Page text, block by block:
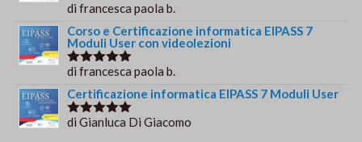
Valutato5
di francesca paola b.
Corso e Certificazione informatica EIPASS 7
Moduli User con videolezioni
Valutato5
di francesca paola b.
Certificazione informatica EIPASS 7 Moduli User
Valutato5
di Gianluca Di Giacomo